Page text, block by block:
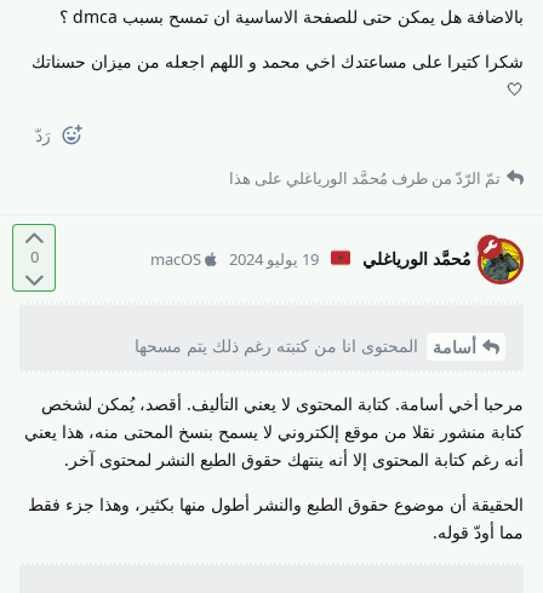
بالاضافة هل يمكن حتى للصفحة الاساسية ان تمسح بسبب dmca ؟
شكرا كتيرا على مساعتدك اخي محمد و اللهم اجعله من ميزان حسناتك
🤍
رَدّ
تمّ الرّدّ من طرف مُحمَّد الورياغلي على هذا
0 مُحمَّد الورياغلي 19 يوليو 2024 macOS
أسامة المحتوى انا من كتبته رغم ذلك يتم مسحها
مرحبا أخي أسامة. كتابة المحتوى لا يعني التأليف. أقصد، يُمكن لشخص
كتابة منشور نقلا من موقع إلكتروني لا يسمح بنسخ المحتى منه، هذا يعني
أنه رغم كتابة المحتوى إلا أنه ينتهك حقوق الطبع النشر لمحتوى آخر.
الحقيقة أن موضوع حقوق الطبع والنشر أطول منها بكثير، وهذا جزء فقط
مما أودّ قوله.